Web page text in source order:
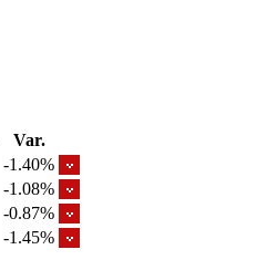
Var.
-1.40%
-1.08%
-0.87%
-1.45%